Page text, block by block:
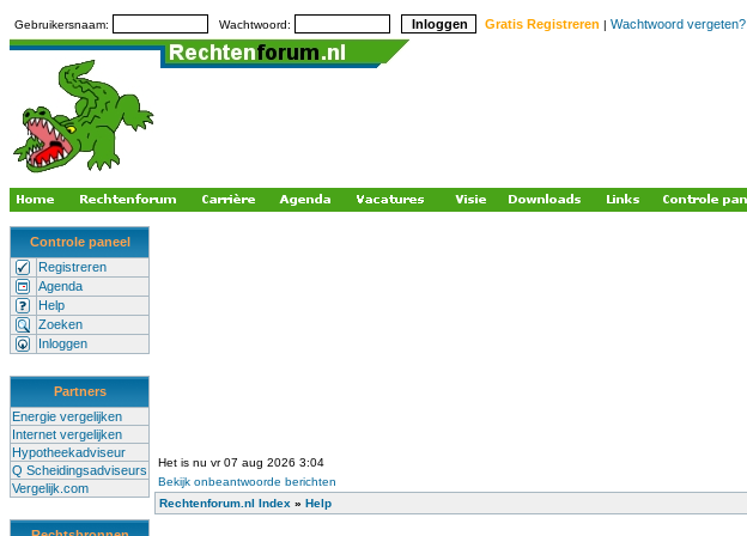
Gebruikersnaam: Wachtwoord: Gratis Registreren | Wachtwoord vergeten?
Controle paneel
Registreren
Agenda
Help
Zoeken
Inloggen
Partners
Energie vergelijken
Internet vergelijken
Hypotheekadviseur
Q Scheidingsadviseurs
Vergelijk.com
Het is nu vr 07 aug 2026 3:04
Bekijk onbeantwoorde berichten
Rechtenforum.nl Index » Help